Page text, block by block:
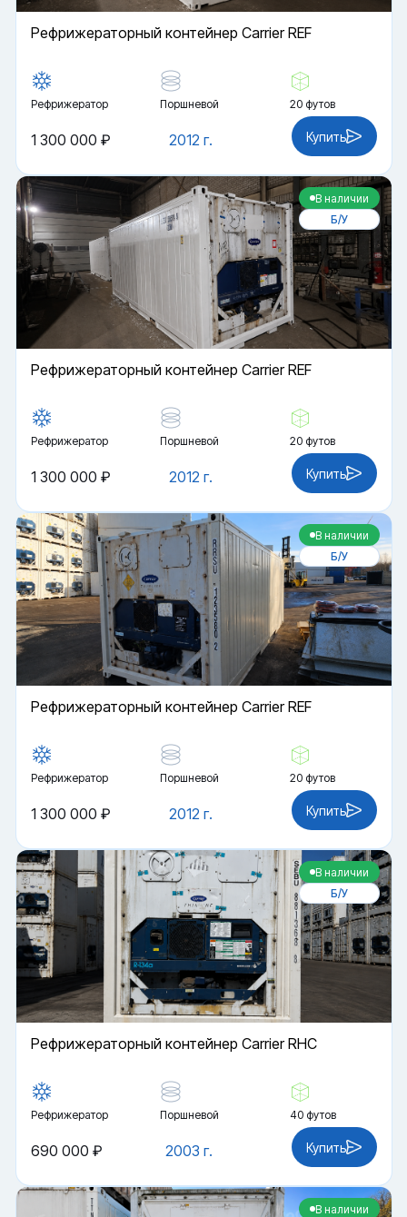
Рефрижераторный контейнер Carrier REF
Рефрижератор Поршневой 20 футов
2012 г.
1 300 000 ₽ Купить
В наличии
Б/У
Рефрижераторный контейнер Carrier REF
Рефрижератор Поршневой 20 футов
2012 г.
1 300 000 ₽ Купить
В наличии
Б/У
Рефрижераторный контейнер Carrier REF
Рефрижератор Поршневой 20 футов
2012 г.
1 300 000 ₽ Купить
В наличии
Б/У
Рефрижераторный контейнер Carrier RHC
Рефрижератор Поршневой 40 футов
2003 г.
690 000 ₽ Купить
В наличии